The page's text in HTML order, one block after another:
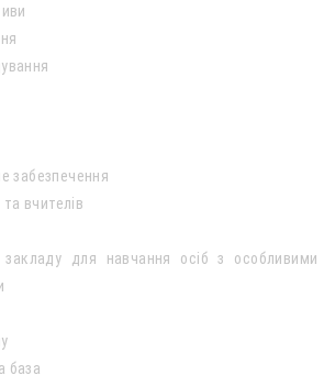
забезпечення
та вчителів
закладу для навчання осіб з особливими
база